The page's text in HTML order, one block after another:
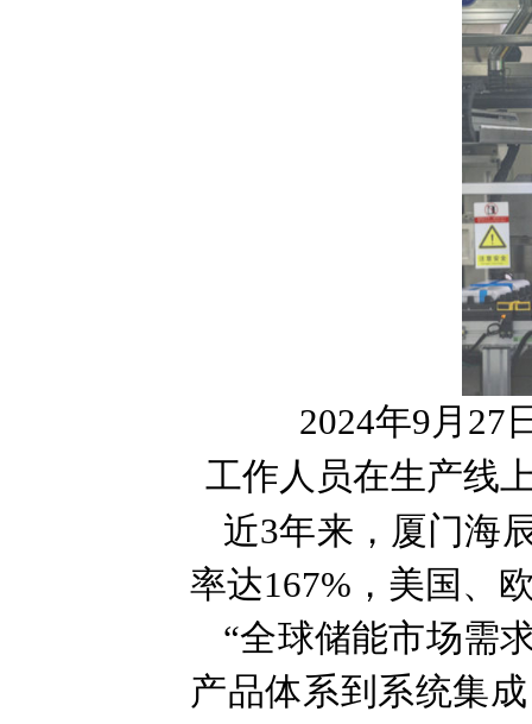
2024年9月27日
工作人员在生产线
近3年来，厦门海
率达167%，美国、
“全球储能市场需
产品体系到系统集